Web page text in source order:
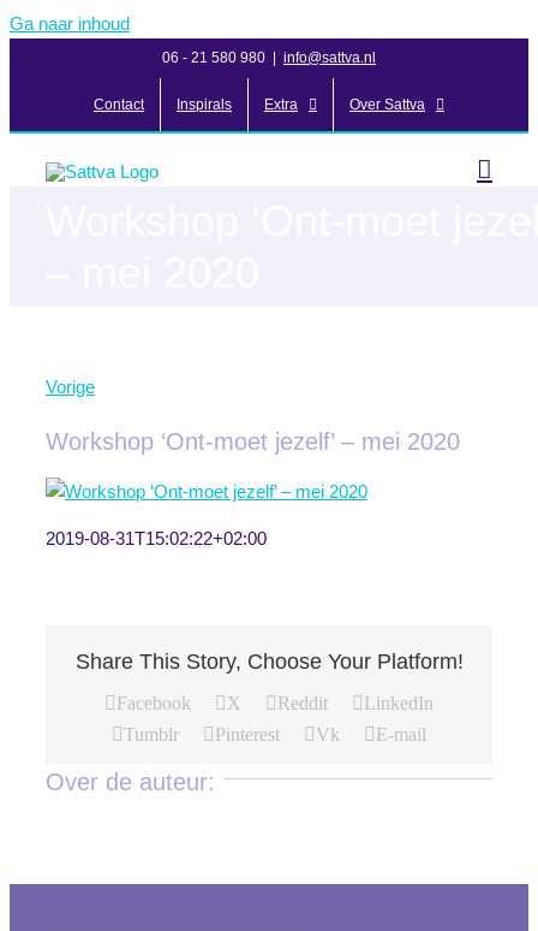
Ga naar inhoud
06 - 21 580 980 info@sattva.nl
Contact Inspirals Extra Over Sattva
Vorige
Workshop ‘Ont-moet jezelf’ – mei 2020
2019-08-31T15:02:22+02:00
Share This Story, Choose Your Platform!
Facebook X Reddit
LinkedIn
Tumblr
Pinterest Vk E-mail
Over de auteur: